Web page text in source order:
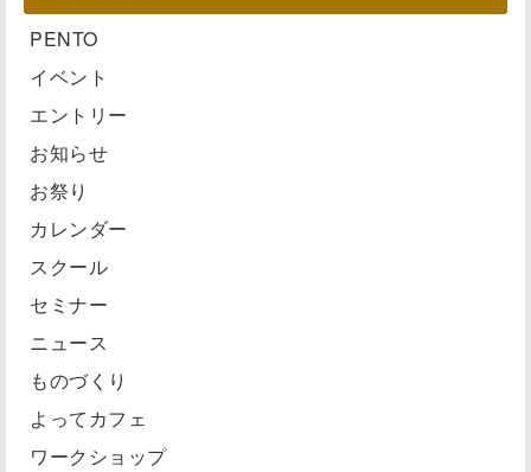
PENTO
イベント
エントリー
お知らせ
お祭り
カレンダー
スクール
セミナー
ニュース
ものづくり
よってカフェ
ワークショップ